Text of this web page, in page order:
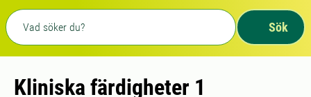
Fritext sökning
Sök
Kliniska färdigheter 1